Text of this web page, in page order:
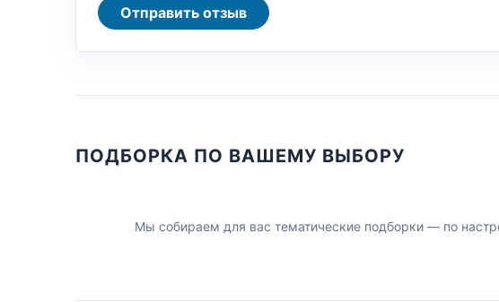
Отправить отзыв
ПОДБОРКА ПО ВАШЕМУ ВЫБОРУ
Мы собираем для вас тематические подборки — по